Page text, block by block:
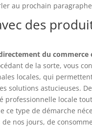
au prochain
des
du commerce
de la sorte, vous
locales, qui
solutions astucieuses.
professionnelle locale
ce type de démarche
nos jours, de